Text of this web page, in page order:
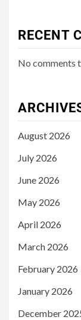
RECENT
No comments
August 2026
July 2026
June 2026
May 2026
April 2026
March 2026
February 2026
January 2026
December